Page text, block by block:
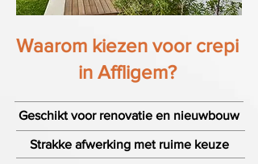
Waarom kiezen voor crepi
in Affligem?
Geschikt voor renovatie en nieuwbouw
Strakke afwerking met ruime keuze